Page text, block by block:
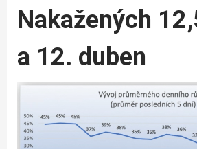
Nakažených
a 12. duben